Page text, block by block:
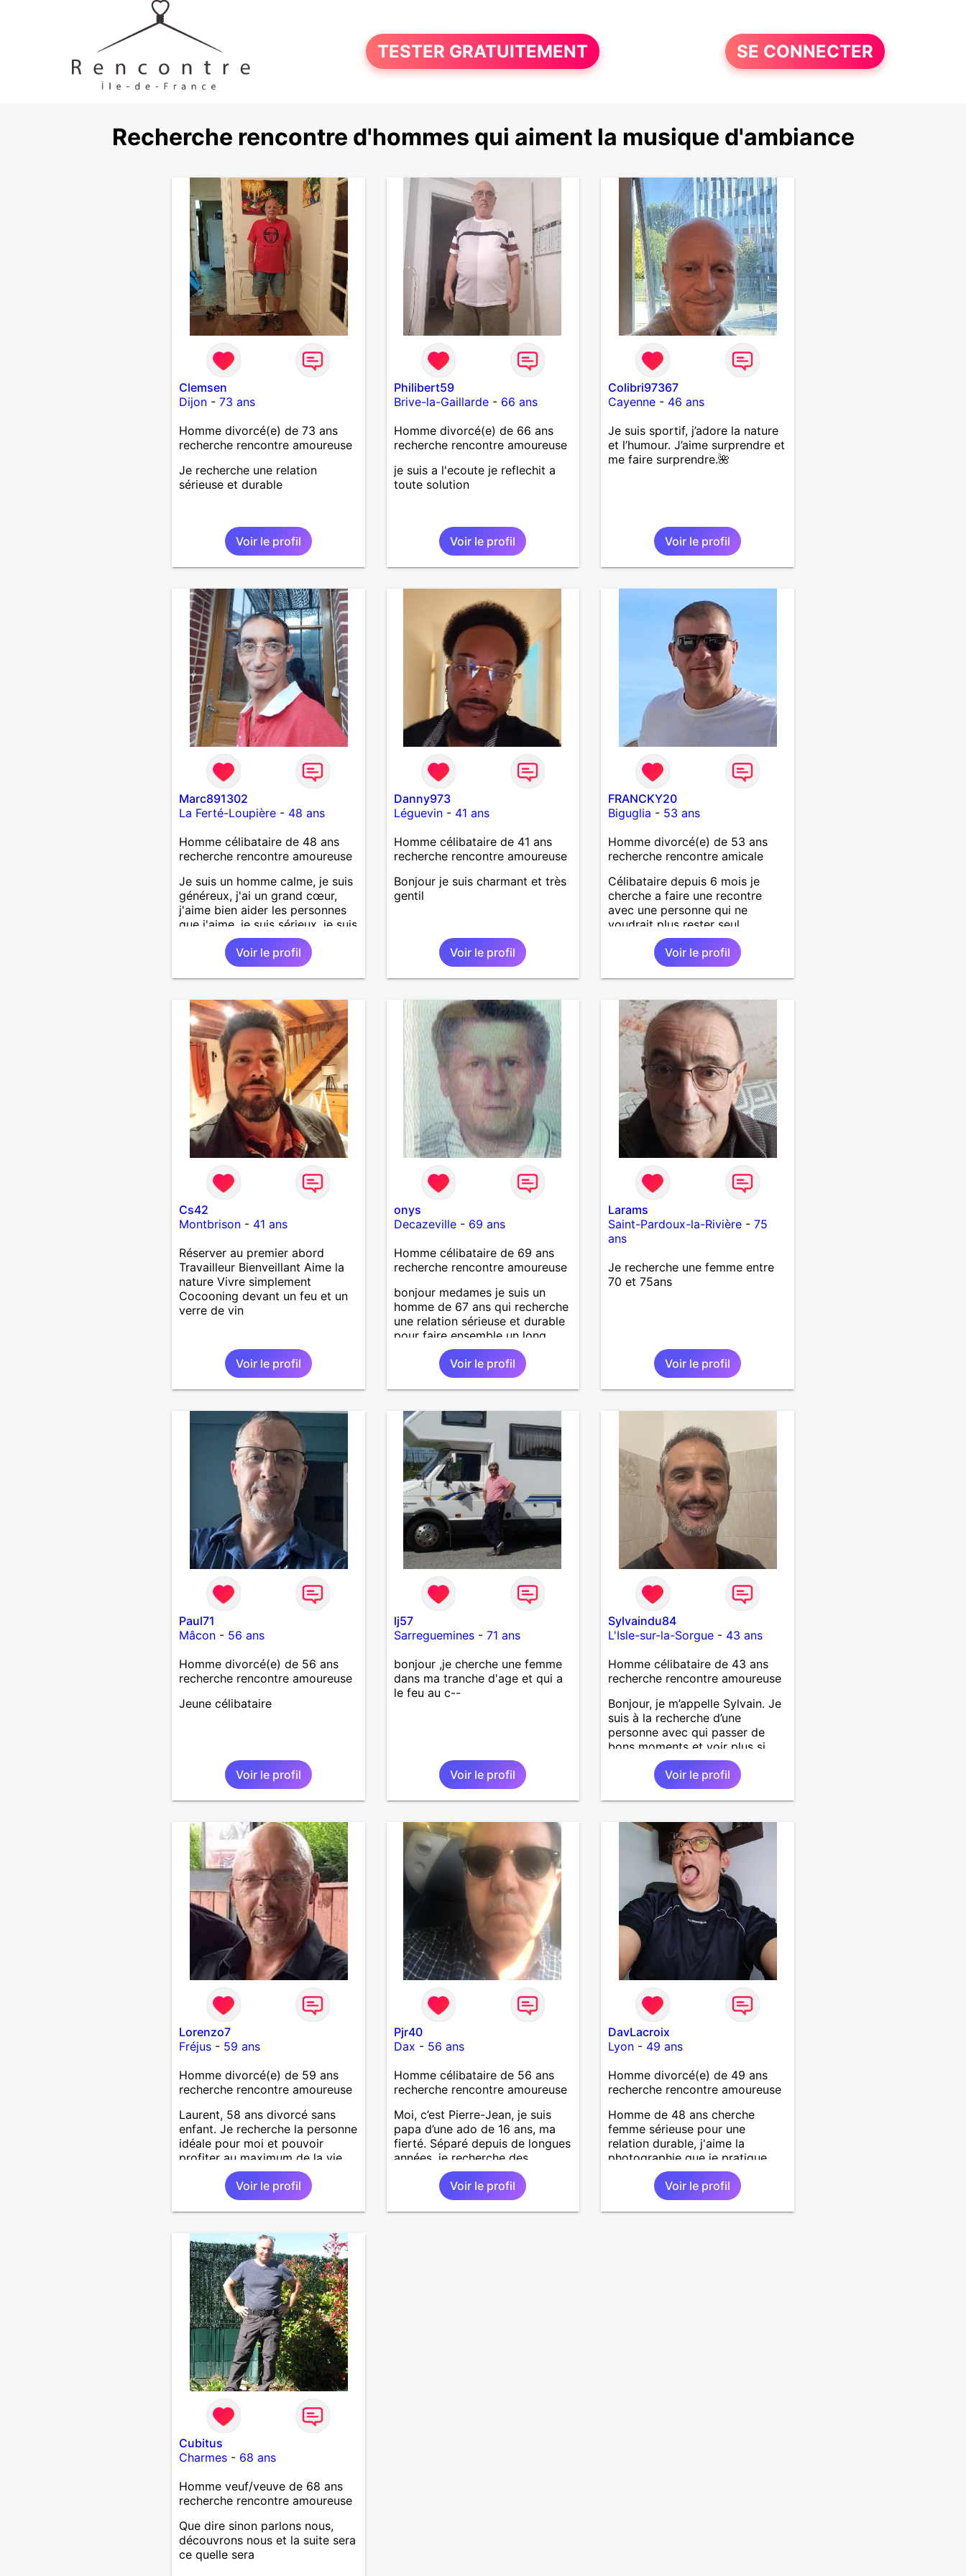
TESTER GRATUITEMENT SE CONNECTER
Recherche rencontre d'hommes qui aiment la musique d'ambiance
Clemsen
Dijon- 73 ans
Homme divorcé(e) de 73 ans
recherche rencontre amoureuse
Je recherche une relation
sérieuse et durable
Voir le profil
Philibert59
Brive-la-Gaillarde- 66 ans
Homme divorcé(e) de 66 ans
recherche rencontre amoureuse
je suis a l'ecoute je reflechit a
toute solution
Voir le profil
Colibri97367
Cayenne - 46 ans
Je suis sportif, j’adore la nature
et l’humour. J’aime surprendre et
me faire surprendre.🌺
Voir le profil
Marc891302
La Ferté-Loupière- 48 ans
Homme célibataire de 48 ans
recherche rencontre amoureuse
Je suis un homme calme, je suis
généreux, j'ai un grand cœur,
j'aime bien aider les personnes
que j'aime, je suis sérieux, je suis
sincère, je suis honnête, j'aime
pas qu'on joue avec moi et
j'aime pas les mensonges. Je
cherche une relation amoureuse
Voir le profil
Danny973
Léguevin- 41 ans
Homme célibataire de 41 ans
recherche rencontre amoureuse
Bonjour je suis charmant et très
gentil
Voir le profil
FRANCKY20
Biguglia - 53 ans
Homme divorcé(e) de 53 ans
recherche rencontre amicale
Célibataire depuis 6 mois je
cherche a faire une recontre
avec une personne qui ne
voudrait plus rester seul ,
comme moi .
Voir le profil
Cs42
Montbrison- 41 ans
Réserver au premier abord
Travailleur Bienveillant Aime la
nature Vivre simplement
Cocooning devant un feu et un
verre de vin
Voir le profil
onys
Decazeville- 69 ans
Homme célibataire de 69 ans
recherche rencontre amoureuse
bonjour medames je suis un
homme de 67 ans qui recherche
une relation sérieuse et durable
pour faire ensemble un long
chemin avec tout le bonheur de
l'amour qu'on saura se donner.
Voir le profil
Larams
Saint-Pardoux-la-Rivière -75
ans
Je recherche une femme entre
70 et 75ans
Voir le profil
Paul71
Mâcon- 56 ans
Homme divorcé(e) de 56 ans
recherche rencontre amoureuse
Jeune célibataire
Voir le profil
lj57
Sarreguemines- 71 ans
bonjour ,je cherche une femme
dans ma tranche d'age et qui a
le feu au c--
Voir le profil
Sylvaindu84
L'Isle-sur-la-Sorgue - 43 ans
Homme célibataire de 43 ans
recherche rencontre amoureuse
Bonjour, je m’appelle Sylvain. Je
suis à la recherche d’une
personne avec qui passer de
bons moments et voir plus si
nous nous correspondons.
J’aime la nature, les voyages et
aussi faire la fête de temps en
temps ;-)Je suis papa d’un petit
m’occupe en garde alternée.
J’aime à peu près tous les styles
de musique. (Oui je suis pas trop
fan de Jul). Je fais du sport
pour garder la forme et plutôt
agréable à regarder. (Enfin je le
pense en tout cas 😂)
Voir le profil
Lorenzo7
Fréjus- 59 ans
Homme divorcé(e) de 59 ans
recherche rencontre amoureuse
Laurent, 58 ans divorcé sans
enfant. Je recherche la personne
idéale pour moi et pouvoir
profiter au maximum de la vie
de couple
Voir le profil
Pjr40
Dax - 56 ans
Homme célibataire de 56 ans
recherche rencontre amoureuse
Moi, c’est Pierre-Jean, je suis
papa d’une ado de 16 ans, ma
fierté. Séparé depuis de longues
années, je recherche des
affinités amicales afin de
rompre une solitude parfois
difficile à gérer ainsi que casser
le vague à l’âme. L’amitié reste
Voir le profil
DavLacroix
Lyon - 49 ans
Homme divorcé(e) de 49 ans
recherche rencontre amoureuse
Homme de 48 ans cherche
femme sérieuse pour une
relation durable, j'aime la
photographie que je pratique,
mais l'art en général, j'aime
bricoler, marcher, resto, ciné,
mais aussi passer des moments
calme devant un bon film ou une
Voir le profil
Cubitus
Charmes- 68 ans
Homme veuf/veuve de 68 ans
recherche rencontre amoureuse
Que dire sinon parlons nous,
découvrons nous et la suite sera
ce quelle sera